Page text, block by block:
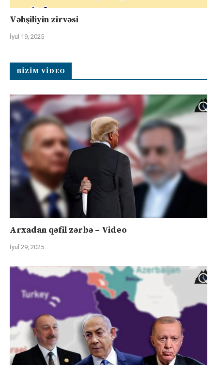
Vəhşiliyin zirvəsi
İyul 19, 2025
BIZIM VIDEO
Arxadan qəfil zərbə – Video
İyul 29, 2025